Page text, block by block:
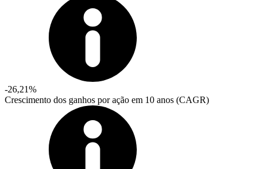
-26,21%
Crescimento dos ganhos por ação em 10 anos (CAGR)